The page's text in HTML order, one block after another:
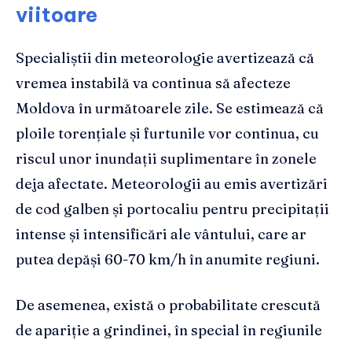
viitoare
Specialiștii din meteorologie avertizează că
vremea instabilă va continua să afecteze
Moldova în următoarele zile. Se estimează că
ploile torențiale și furtunile vor continua, cu
riscul unor inundații suplimentare în zonele
deja afectate. Meteorologii au emis avertizări
de cod galben și portocaliu pentru precipitații
intense și intensificări ale vântului, care ar
putea depăși 60-70 km/h în anumite regiuni.
De asemenea, există o probabilitate crescută
de apariție a grindinei, în special în regiunile